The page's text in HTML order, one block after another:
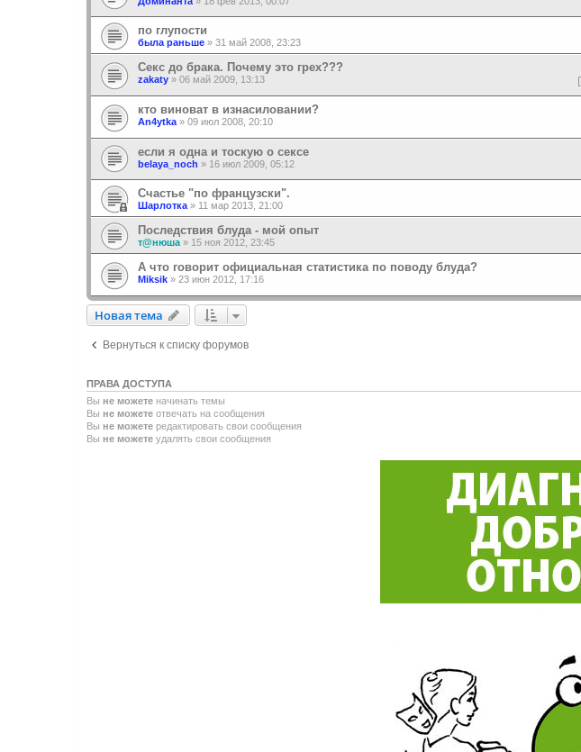
по глупости
была раньше » 31 май 2008, 23:23
Секс до брака. Почему это грех???
zakaty » 06 май 2009, 13:13
кто виноват в изнасиловании?
An4ytka » 09 июл 2008, 20:10
если я одна и тоскую о сексе
belaya_noch » 16 июл 2009, 05:12
Счастье "по французски".
Шарлотка » 11 мар 2013, 21:00
Последствия блуда - мой опыт
т@нюша » 15 ноя 2012, 23:45
А что говорит официальная статистика по поводу блуда?
Miksik » 23 июн 2012, 17:16
Новая тема
Новаятема
Вернуться к списку форумов
ПРАВА ДОСТУПА
Вы не можете начинать темы
Вы не можете отвечать на сообщения
Вы не можете редактировать свои сообщения
Вы не можете удалять свои сообщения